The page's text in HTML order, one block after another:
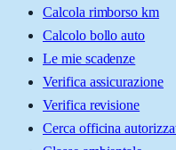
Calcola rimborso km
Calcolo bollo auto
Le mie scadenze
Verifica assicurazione
Verifica revisione
Cerca officina